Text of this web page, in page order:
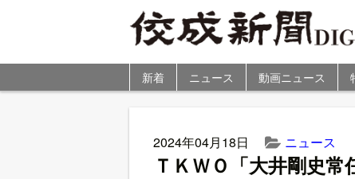
新着 ニュース 動画ニュース
2024年04月18日 ニュース
ＴＫＷＯ「大井剛史